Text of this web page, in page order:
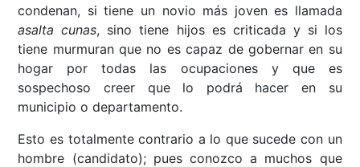
condenan, si tiene un novio más joven es llamada
asalta cunas, sino tiene hijos es criticada y si los
tiene murmuran que no es capaz de gobernar en su
hogar por todas las ocupaciones y que es
sospechoso creer que lo podrá hacer en su
municipio o departamento.
Esto es totalmente contrario a lo que sucede con un
hombre (candidato); pues conozco a muchos que